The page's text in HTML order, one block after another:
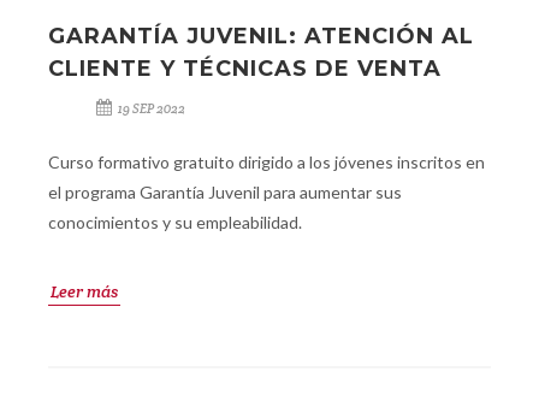
GARANTÍA JUVENIL: ATENCIÓN AL
CLIENTE Y TÉCNICAS DE VENTA
19 SEP 2022
Curso formativo gratuito dirigido a los jóvenes inscritos en
el programa Garantía Juvenil para aumentar sus
conocimientos y su empleabilidad.
Leer más